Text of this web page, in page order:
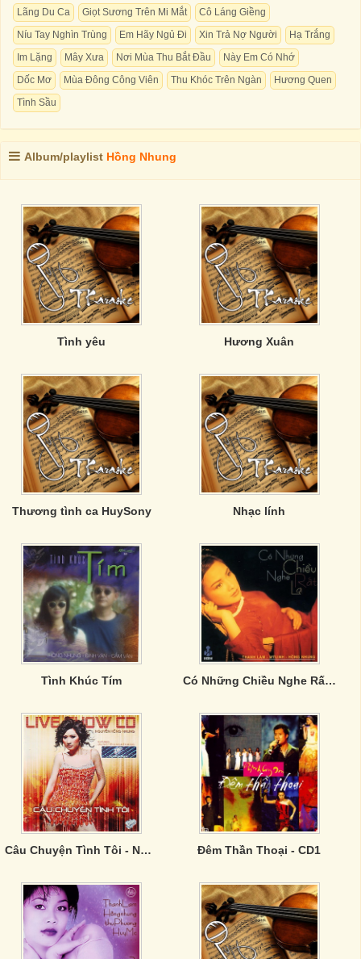
Lãng Du Ca
Giọt Sương Trên Mi Mắt
Cô Láng Giềng
Níu Tay Nghìn Trùng
Em Hãy Ngủ Đi Xin Trả Nợ Người
Hạ Trắng
Im Lặng
Mây Xưa Nơi Mùa Thu Bắt Đầu
Này Em Có Nhớ
Dốc Mơ
Mùa Đông Công Viên Thu Khóc Trên Ngàn
Hương Quen
Tình Sầu
Album/playlist Hồng Nhung
Tình yêu Hương Xuân
Thương tình ca HuySony Nhạc lính
Tình Khúc Tím Có Những Chiều Nghe Rất Lạ
Câu Chuyện Tình Tôi - Nguyễn Hồng Nhung Đêm Thần Thoại - CD1